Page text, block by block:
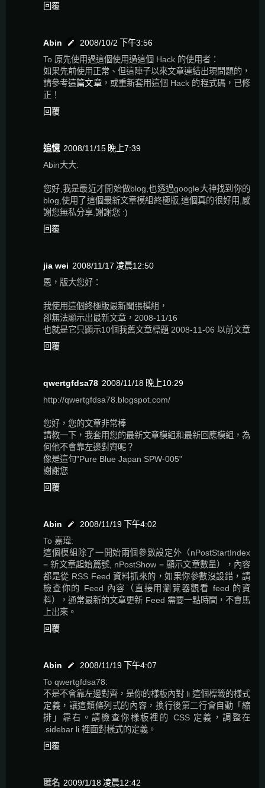
回覆
Abin
2008/10/2 下午3:56
To 原先使用過這個使用過這個 Hack 的使用者：
如果先前使用正常、但這陣子以來文章連結出現問題的，
請參考這篇文章，或重新套用這個 Hack 的程式碼，已修
正！
回覆
追憶 2008/11/15 晚上7:39
Abin大大:
您好,我是最近才開始做blog,也透過google大神找到你的
blog,使用了這個最新文章模組終極版,這個真的很好用,感
謝您無私分享,謝謝您 :)
回覆
jia wei 2008/11/17 凌晨12:50
恩，版大您好：
我使用這個終極版最新聞張模組，
卻無法顯示出最新文章，2008-11/16
也就是它只顯示10個我舊文章標題 2008-11-06 以前文章
回覆
qwertgfdsa78 2008/11/18 晚上10:29
http://qwertgfdsa78.blogspot.com/
您好，您的文章非常棒
請教一下，我套用您的最新文章模組和最新回應模組，為
何他不會靠左邊對齊呢？
像是這句"Pure Blue Japan SPW-005"
謝謝您
回覆
Abin
2008/11/19 下午4:02
To 嘉瑋:
這個模組除了一開始兩個參數設定外（nPostStartIndex
= 新文章起始篇號, nPostShow = 顯示文章數量），內容
都是從 RSS Feed 資料抓來的，如果你參數沒設錯，請
檢查你的 Feed 內容（直接用瀏覽器觀看 feed 的資
料），通常最新的文章更新 Feed 需要一點時間，不會馬
上出來。
回覆
Abin
2008/11/19 下午4:07
To qwertgfdsa78:
不是不會靠左邊對齊，是你的樣板內對 li 這個標籤的樣式
定義，讓這類條列式的內容，換行後第二行會自動「縮
排」靠右。請檢查你樣板裡的 CSS 定義，調整在
.sidebar li 裡面對樣式的定義。
回覆
匿名 2009/1/18 凌晨12:42